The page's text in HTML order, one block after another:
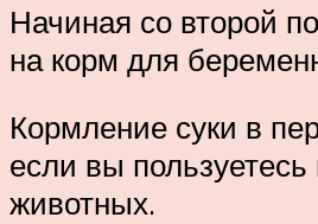
Начиная со второй
на корм для
Кормление суки в
если вы
животных.